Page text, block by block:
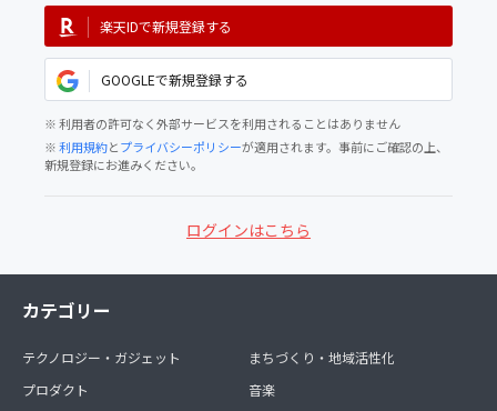
楽天IDで新規登録する
GOOGLEで新規登録する
※ 利用者の許可なく外部サービスを利用されることはありません
※利用規約とプライバシーポリシーが適用されます。事前にご確認の上、
新規登録にお進みください。
ログインはこちら
カテゴリー
テクノロジー・ガジェット
プロダクト
まちづくり・地域活性化
音楽